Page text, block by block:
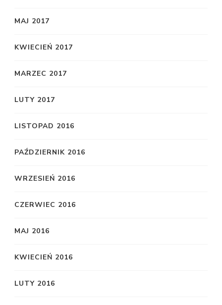
MAJ 2017
KWIECIEŃ 2017
MARZEC 2017
LUTY 2017
LISTOPAD 2016
PAŹDZIERNIK 2016
WRZESIEŃ 2016
CZERWIEC 2016
MAJ 2016
KWIECIEŃ 2016
LUTY 2016